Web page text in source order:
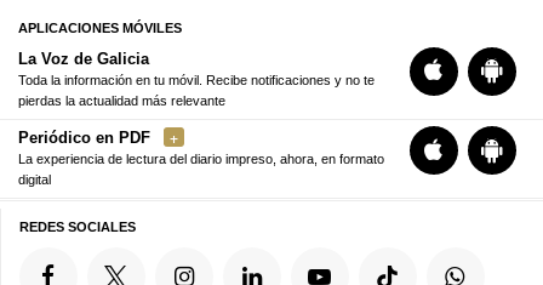
APLICACIONES MÓVILES
La Voz de Galicia
Toda la información en tu móvil. Recibe notificaciones y no te
pierdas la actualidad más relevante
Periódico en PDF
La experiencia de lectura del diario impreso, ahora, en formato
digital
REDES SOCIALES